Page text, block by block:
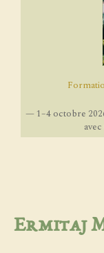
— 1–4 octobre
Ermitaj